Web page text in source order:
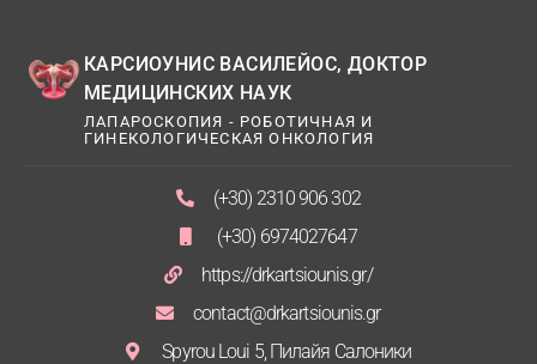
КАРСИОУНИС ВАСИЛЕЙОС, ДОКТОР
МЕДИЦИНСКИХ НАУК
ЛАПАРОСКОПИЯ - РОБОТИЧНАЯ И
ГИНЕКОЛОГИЧЕСКАЯ ОНКОЛОГИЯ
(+30) 2310 906 302
(+30) 6974027647
https://drkartsiounis.gr/
contact@drkartsiounis.gr
Spyrou Loui 5, Пилайя Салоники